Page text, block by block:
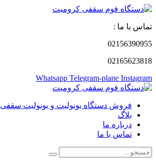
تماس با ما :
02156390955
02165623818
Whatsapp Telegram-plane Instagram
فروش دستگاه یونولیت و یونولیت سقفی
بلاگ
درباره ما
تماس با ما